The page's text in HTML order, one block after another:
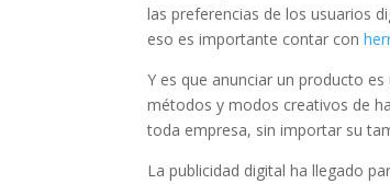
las preferencias de los usuarios
eso es importante contar con
Y es que anunciar un producto
métodos y modos creativos de
toda empresa, sin importar su
La publicidad digital ha llegado